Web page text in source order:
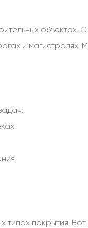
объектах. С
и магистралях.
типах покрытия.